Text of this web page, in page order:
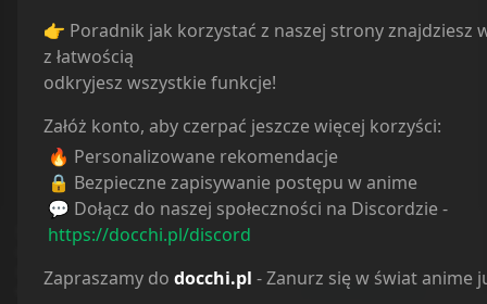
Serwisdocchii wszystkie należące do niego subdomeny używają plików
cookies w celu usprawnienia dostępu do serwisu, prowadzenia danych
statystycznych oraz doboru bardziej trafnych reklam. Dalsze korzystanie z
witryny oznacza akceptację tego stanu rzeczy ( Polityka Prywatności)
Ile komentarzy ładować: 5
Gazdini last year
pewnie coś w Polsce (najpewniej
canal+) wykupiło prawa do tego
anime i przez to strony anime
musiały to usunąć żeby
problemów z prawem nie mieć
Odpowiedz
© docchi.pl
Docchi does not store any files on our server, we only
👉 Poradnik jak korzystać z naszej strony znajdziesz
z łatwością
odkryjesz wszystkie funkcje!
Załóż konto, aby czerpać jeszcze więcej korzyści:
🔥 Personalizowane rekomendacje
🔒 Bezpieczne zapisywanie postępu w anime
💬 Dołącz do naszej społeczności na Discordzie -
https://docchi.pl/discord
Zapraszamy do docchi.pl - Zanurz się w świat anime